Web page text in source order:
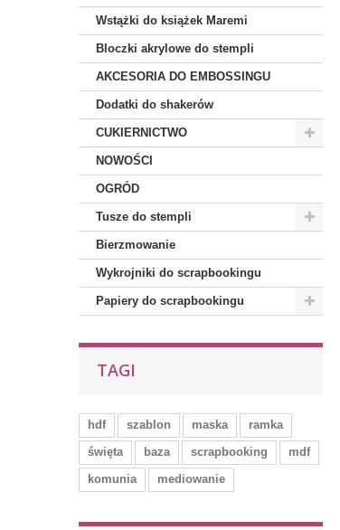
Wstążki do książek Maremi
Bloczki akrylowe do stempli
AKCESORIA DO EMBOSSINGU
Dodatki do shakerów
CUKIERNICTWO
NOWOŚCI
OGRÓD
Tusze do stempli
Bierzmowanie
Wykrojniki do scrapbookingu
Papiery do scrapbookingu
TAGI
hdf szablon maska
ramka
święta
baza scrapbooking
mdf
komunia
mediowanie